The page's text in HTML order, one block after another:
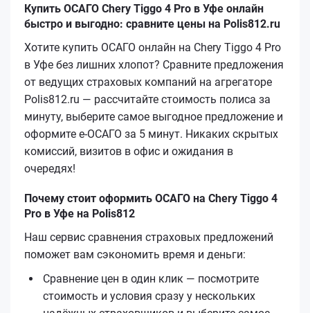
Купить ОСАГО Chery Tiggo 4 Pro в Уфе онлайн
быстро и выгодно: сравните цены на Polis812.ru
Хотите купить ОСАГО онлайн на Chery Tiggo 4 Pro
в Уфе без лишних хлопот? Сравните предложения
от ведущих страховых компаний на агрегаторе
Polis812.ru — рассчитайте стоимость полиса за
минуту, выберите самое выгодное предложение и
оформите е‑ОСАГО за 5 минут. Никаких скрытых
комиссий, визитов в офис и ожидания в
очередях!
Почему стоит оформить ОСАГО на Chery Tiggo 4
Pro в Уфе на Polis812
Наш сервис сравнения страховых предложений
поможет вам сэкономить время и деньги:
Сравнение цен в один клик — посмотрите
стоимость и условия сразу у нескольких